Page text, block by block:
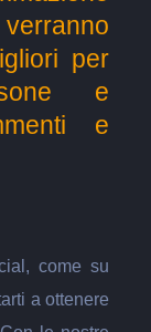
per
e
e
come su
a ottenere